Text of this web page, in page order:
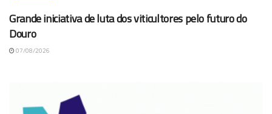
Grande iniciativa de luta dos viticultores pelo futuro do
Douro
07/08/2026